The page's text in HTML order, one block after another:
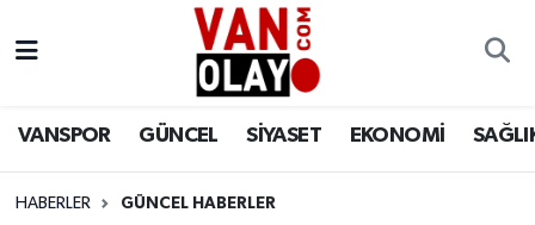
VANSPOR GÜNCEL SİYASET EKONOMİ
HABERLER GÜNCEL HABERLER
Siyaset
Van Nöbetçi Eczaneler
Van Namaz Vakitleri